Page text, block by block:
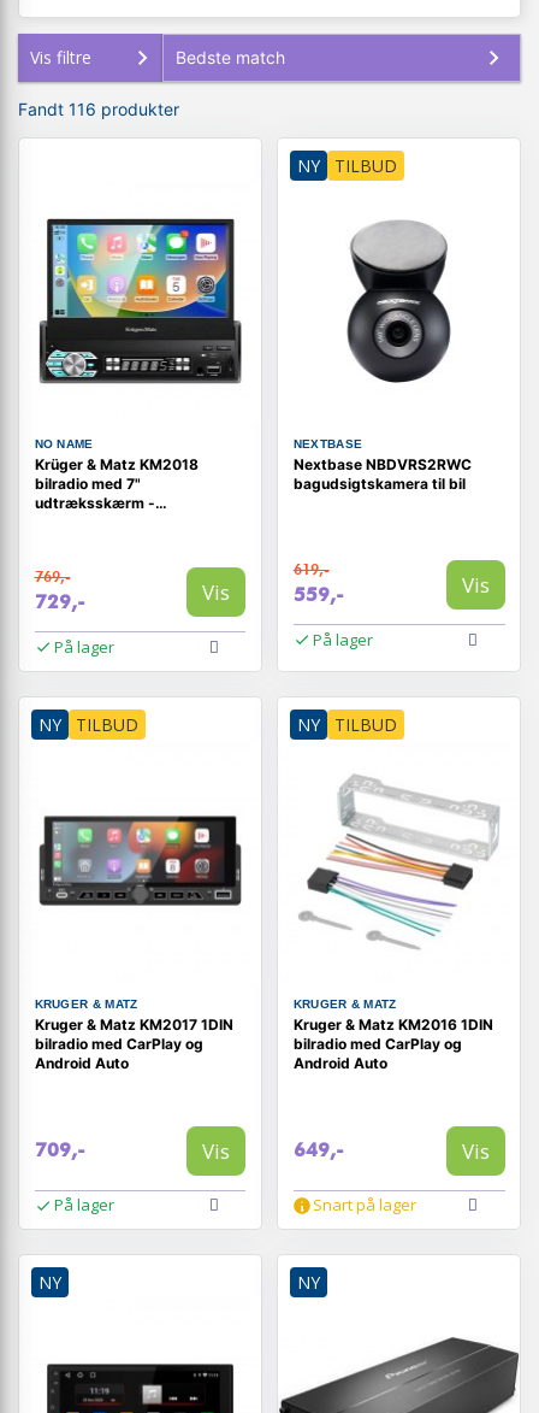
Vis filtre
Fandt 116 produkter
NO NAME
Krüger & Matz KM2018
bilradio med 7"
udtræksskærm -
769,-
729,- Vis
På lager
NY TILBUD
NEXTBASE
Nextbase NBDVRS2RWC
bagudsigtskamera til bil
619,-
559,- Vis
På lager
NY TILBUD
KRUGER & MATZ
Kruger & Matz KM2017 1DIN
bilradio med CarPlay og
Android Auto
709,- Vis
På lager
NY TILBUD
KRUGER & MATZ
Kruger & Matz KM2016 1DIN
bilradio med CarPlay og
Android Auto
649,- Vis
Snart på lager
NY NY